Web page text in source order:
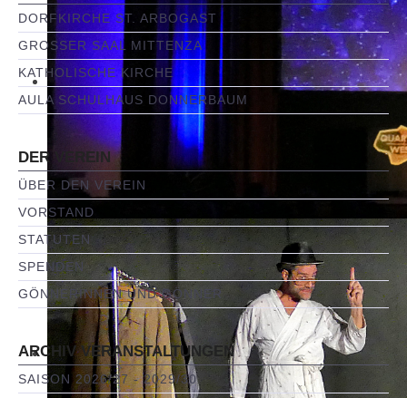
DORFKIRCHE ST. ARBOGAST
GROSSER SAAL MITTENZA
KATHOLISCHE KIRCHE
AULA SCHULHAUS DONNERBAUM
DER VEREIN
ÜBER DEN VEREIN
VORSTAND
STATUTEN
SPENDEN
GÖNNERINNEN UND GÖNNER
ARCHIV VERANSTALTUNGEN
SAISON 2026/27 - 2029/30